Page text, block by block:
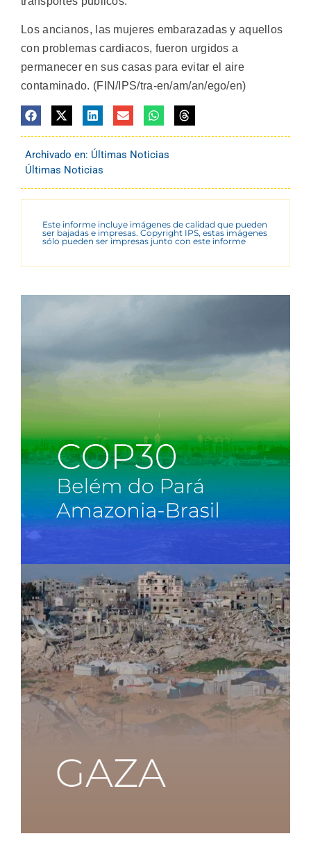
Los ancianos, las mujeres embarazadas y aquellos
con problemas cardiacos, fueron urgidos a
permanecer en sus casas para evitar el aire
contaminado. (FIN/IPS/tra-en/am/an/ego/en)
Archivado en: Últimas Noticias
Últimas Noticias
Este informe incluye imágenes de calidad que pueden
ser bajadas e impresas. Copyright IPS, estas imágenes
sólo pueden ser impresas junto con este informe